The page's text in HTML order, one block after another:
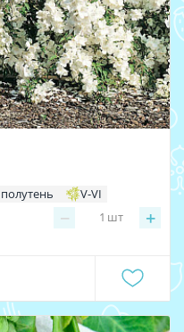
полутень V-VI
− +
1 шт